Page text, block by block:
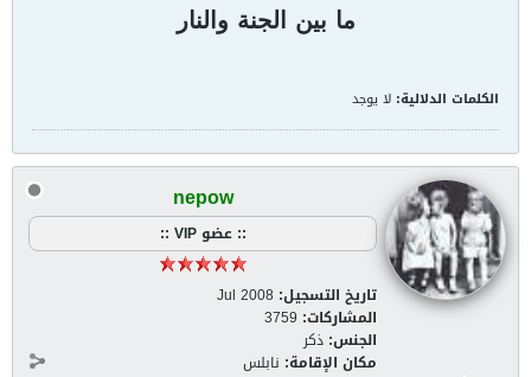
ما بين الجنة والنار
الكلمات الدلالية: لا يوجد
nepow
:: عضو VIP ::
تاريخ التسجيل: Jul 2008
المشاركات: 3759
الجنس: ذكر
مكان الإقامة: نابلس